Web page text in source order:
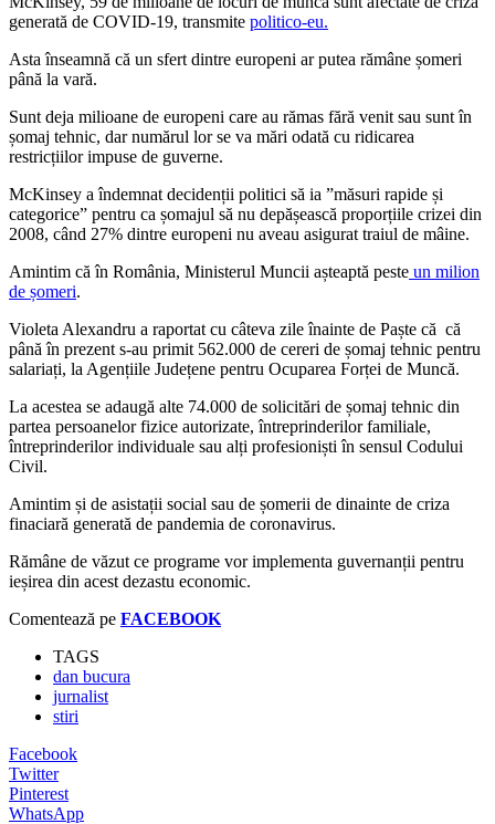
generată de COVID-19, transmite politico-eu.
Asta înseamnă că un sfert dintre europeni ar putea rămâne șomeri
până la vară.
Sunt deja milioane de europeni care au rămas fără venit sau sunt în
șomaj tehnic, dar numărul lor se va mări odată cu ridicarea
restricțiilor impuse de guverne.
McKinsey a îndemnat decidenții politici să ia ”măsuri rapide și
categorice” pentru ca șomajul să nu depășească proporțiile crizei din
2008, când 27% dintre europeni nu aveau asigurat traiul de mâine.
Amintim că în România, Ministerul Muncii așteaptă peste un milion
de șomeri.
Violeta Alexandru a raportat cu câteva zile înainte de Paște că că
până în prezent s-au primit 562.000 de cereri de șomaj tehnic pentru
salariați, la Agențiile Județene pentru Ocuparea Forței de Muncă.
La acestea se adaugă alte 74.000 de solicitări de șomaj tehnic din
partea persoanelor fizice autorizate, întreprinderilor familiale,
întreprinderilor individuale sau alți profesioniști în sensul Codului
Civil.
Amintim și de asistații social sau de șomerii de dinainte de criza
finaciară generată de pandemia de coronavirus.
Rămâne de văzut ce programe vor implementa guvernanții pentru
ieșirea din acest dezastu economic.
Comentează pe FACEBOOK
TAGS
dan bucura
jurnalist
stiri
Facebook
Twitter
Pinterest
WhatsApp